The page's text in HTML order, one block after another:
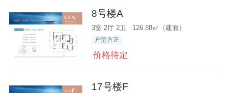
8号楼A
3室 2厅 2卫 126.88㎡（建面）
户型方正
价格待定
17号楼F